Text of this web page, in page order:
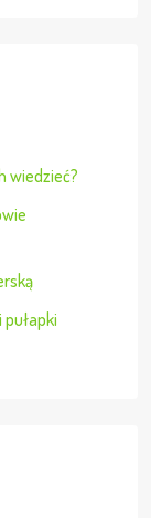
wiedzieć?